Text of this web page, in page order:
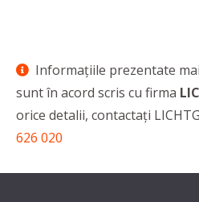
Informaţiile prezentate
sunt în acord scris cu firma
orice detalii, contactaţi
626 020